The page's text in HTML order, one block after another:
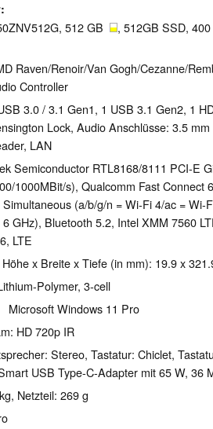
512 GB
, 512GB SSD,
Raven/Renoir/Van Gogh/Cezanne/
Controller
3.0 / 3.1 Gen1, 1 USB 3.1 Gen2, 1
Lock, Audio Anschlüsse: 3.5
LAN
Semiconductor RTL8168/8111 PCI-E
1000MBit/s), Qualcomm Fast Connect
Simultaneous (a/b/g/n = Wi-Fi 4/ac = Wi-
6 GHz), Bluetooth 5.2, Intel XMM 7560
LTE
Höhe x Breite x Tiefe (in mm): 19.9 x
Polymer, 3-cell
Microsoft Windows 11 Pro
HD 720p IR
Stereo, Tastatur: Chiclet,
USB Type-C-Adapter mit 65 W, 36
Netzteil: 269 g